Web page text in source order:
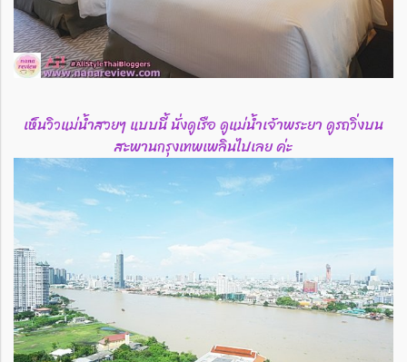
เห็นวิวแม่น้ำสวยๆ แบบนี้ นั่งดูเรือ ดูแม่น้ำเจ้าพระยา ดูรถวิ่งบน
สะพานกรุงเทพเพลินไปเลย ค่ะ